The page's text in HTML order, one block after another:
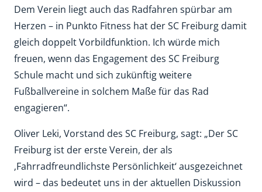
Dem Verein liegt auch das Radfahren spürbar am
Herzen – in Punkto Fitness hat der SC Freiburg damit
gleich doppelt Vorbildfunktion. Ich würde mich
freuen, wenn das Engagement des SC Freiburg
Schule macht und sich zukünftig weitere
Fußballvereine in solchem Maße für das Rad
engagieren“.
Oliver Leki, Vorstand des SC Freiburg, sagt: „Der SC
Freiburg ist der erste Verein, der als
‚Fahrradfreundlichste Persönlichkeit‘ ausgezeichnet
wird – das bedeutet uns in der aktuellen Diskussion